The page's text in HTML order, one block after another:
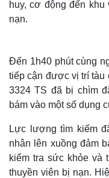
huy, cơ động đến
nạn.
Đến 1h40 phút cùng
tiếp cận được vị trí tàu
3324 TS đã bị chìm
bám vào một số dụng
Lực lượng tìm kiếm
nhân lên xuồng đảm
kiểm tra sức khỏe và
thuyền viên bị nạn.